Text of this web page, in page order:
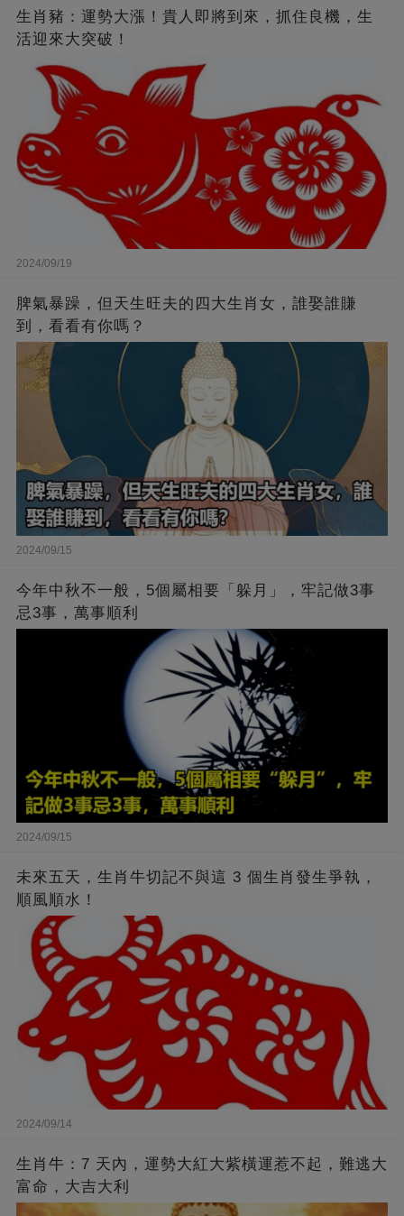
生肖豬：運勢大漲！貴人即將到來，抓住良機，生
活迎來大突破！
2024/09/19
脾氣暴躁，但天生旺夫的四大生肖女，誰娶誰賺
到，看看有你嗎？
2024/09/15
今年中秋不一般，5個屬相要「躲月」，牢記做3事
忌3事，萬事順利
2024/09/15
未來五天，生肖牛切記不與這 3 個生肖發生爭執，
順風順水！
2024/09/14
生肖牛：7 天內，運勢大紅大紫橫運惹不起，難逃大
富命，大吉大利